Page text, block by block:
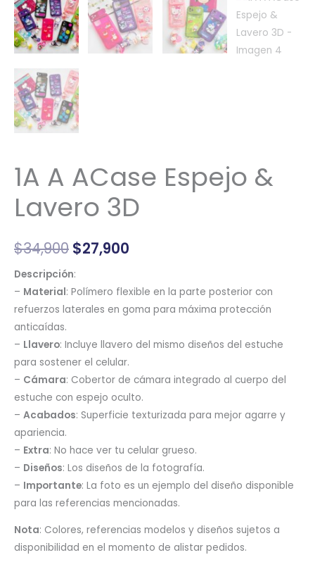
1A A ACase Espejo &
Lavero 3D
$34,900 $27,900
Descripción:
– Material: Polímero flexible en la parte posterior con
refuerzos laterales en goma para máxima protección
anticaídas.
– Llavero: Incluye llavero del mismo diseños del estuche
para sostener el celular.
– Cámara: Cobertor de cámara integrado al cuerpo del
estuche con espejo oculto.
– Acabados: Superficie texturizada para mejor agarre y
apariencia.
– Extra: No hace ver tu celular grueso.
– Diseños: Los diseños de la fotografía.
– Importante: La foto es un ejemplo del diseño disponible
para las referencias mencionadas.
Nota: Colores, referencias modelos y diseños sujetos a
disponibilidad en el momento de alistar pedidos.